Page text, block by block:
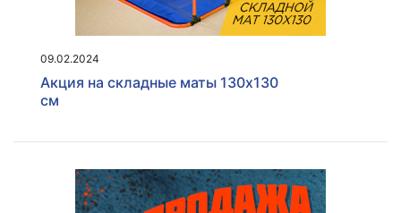
09.02.2024
Акция на складные маты 130х130
см